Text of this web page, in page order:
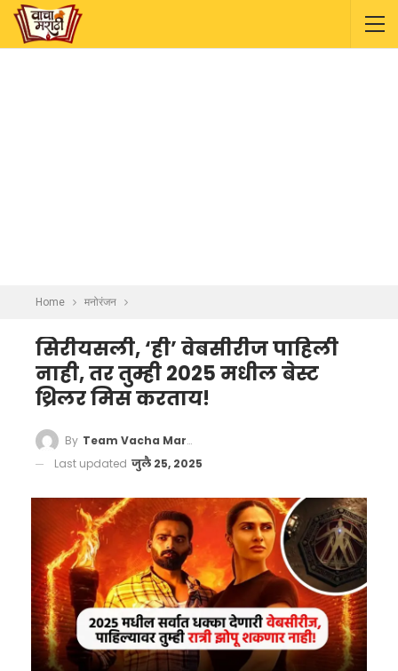
Home मनोरंजन
सिरीयसली, ‘ही’ वेबसीरीज पाहिली
नाही, तर तुम्ही 2025 मधील बेस्ट
थ्रिलर मिस करताय!
By Team Vacha Marathi
Last updated जुलै 25, 2025